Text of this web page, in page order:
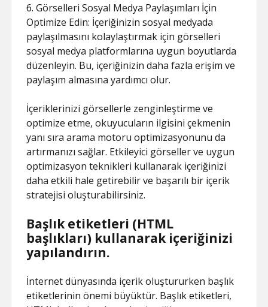
6. Görselleri Sosyal Medya Paylaşımları İçin
Optimize Edin: İçeriğinizin sosyal medyada
paylaşılmasını kolaylaştırmak için görselleri
sosyal medya platformlarına uygun boyutlarda
düzenleyin. Bu, içeriğinizin daha fazla erişim ve
paylaşım almasına yardımcı olur.
İçeriklerinizi görsellerle zenginleştirme ve
optimize etme, okuyucuların ilgisini çekmenin
yanı sıra arama motoru optimizasyonunu da
artırmanızı sağlar. Etkileyici görseller ve uygun
optimizasyon teknikleri kullanarak içeriğinizi
daha etkili hale getirebilir ve başarılı bir içerik
stratejisi oluşturabilirsiniz.
Başlık etiketleri (HTML
başlıkları) kullanarak içeriğinizi
yapılandırın.
İnternet dünyasında içerik oluştururken başlık
etiketlerinin önemi büyüktür. Başlık etiketleri,